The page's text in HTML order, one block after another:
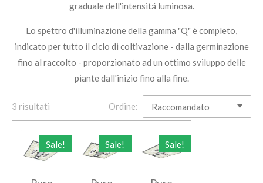
graduale dell'intensitá luminosa.
Lo spettro d'illuminazione della gamma "Q" è completo,
indicato per tutto il ciclo di coltivazione - dalla germinazione
fino al raccolto - proporzionato ad un ottimo sviluppo delle
piante dall'inizio fino alla fine.
3 risultati Ordine:
Sale! Sale! Sale!